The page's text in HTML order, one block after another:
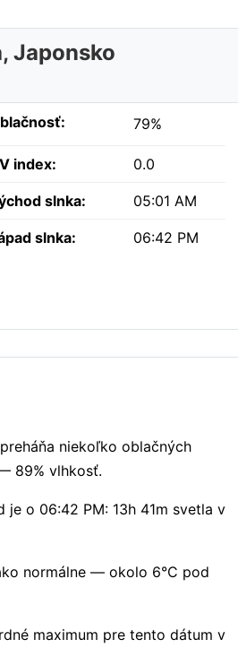
Japonsko
79%
index: 0.0
slnka: 05:01 AM
slnka: 06:42 PM
niekoľko oblačných
89% vlhkosť.
je o 06:42 PM: 13h 41m svetla v
normálne — okolo 6°C pod
maximum pre tento dátum v